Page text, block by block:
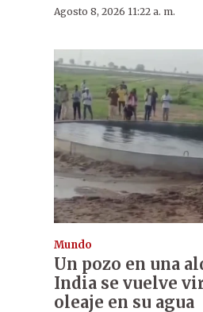
Agosto 8, 2026 11:22 a. m.
Mundo
Un pozo en una
India se vuelve
oleaje en su agua